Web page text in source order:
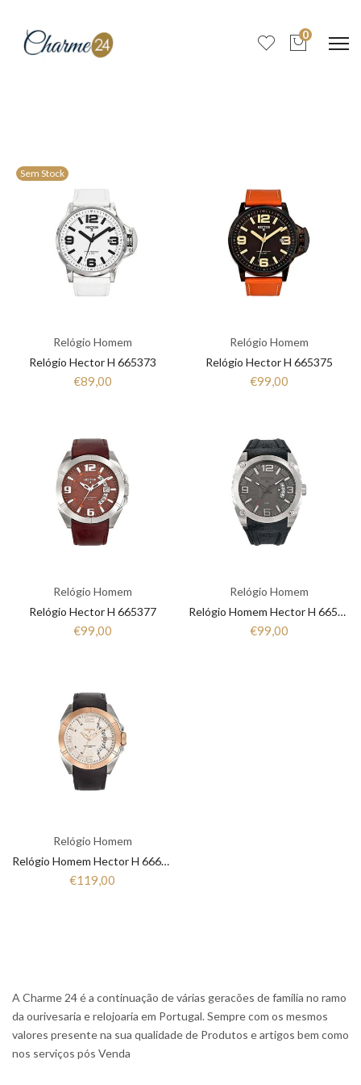
0
Sem Stock
Relógio Homem
Relógio Hector H 665373
€89,00
Relógio Homem
Relógio Hector H 665375
€99,00
Relógio Homem
Relógio Hector H 665377
€99,00
Relógio Homem
Relógio Homem Hector H 665380
€99,00
Relógio Homem
Relógio Homem Hector H 666017
€119,00
A Charme 24 é a continuação de várias geracões de familia no ramo
da ourivesaria e relojoaria em Portugal. Sempre com os mesmos
valores presente na sua qualidade de Produtos e artigos bem como
nos serviços pós Venda